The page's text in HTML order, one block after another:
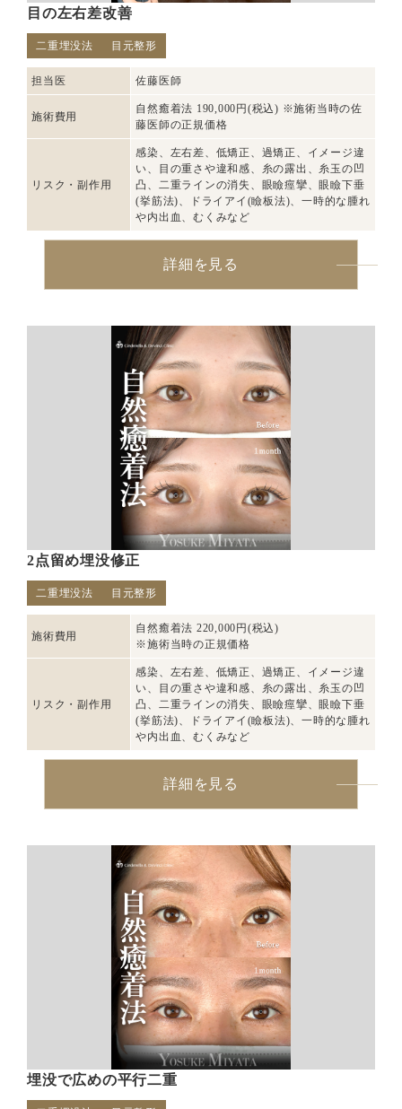
目の左右差改善
二重埋没法 目元整形
担当医 佐藤医師
施術費用
自然癒着法 190,000円(税込) ※施術当時の佐
藤医師の正規価格
リスク・副作用
感染、左右差、低矯正、過矯正、イメージ違
い、目の重さや違和感、糸の露出、糸玉の凹
凸、二重ラインの消失、眼瞼痙攣、眼瞼下垂
(挙筋法)、ドライアイ(瞼板法)、一時的な腫れ
や内出血、むくみなど
詳細を見る
2点留め埋没修正
二重埋没法 目元整形
施術費用
自然癒着法 220,000円(税込)
※施術当時の正規価格
リスク・副作用
感染、左右差、低矯正、過矯正、イメージ違
い、目の重さや違和感、糸の露出、糸玉の凹
凸、二重ラインの消失、眼瞼痙攣、眼瞼下垂
(挙筋法)、ドライアイ(瞼板法)、一時的な腫れ
や内出血、むくみなど
詳細を見る
埋没で広めの平行二重